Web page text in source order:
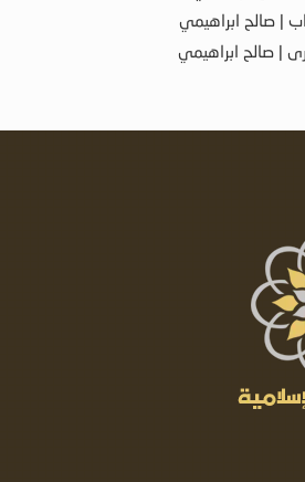
| صالح ابراهيمي
| صالح ابراهيمي